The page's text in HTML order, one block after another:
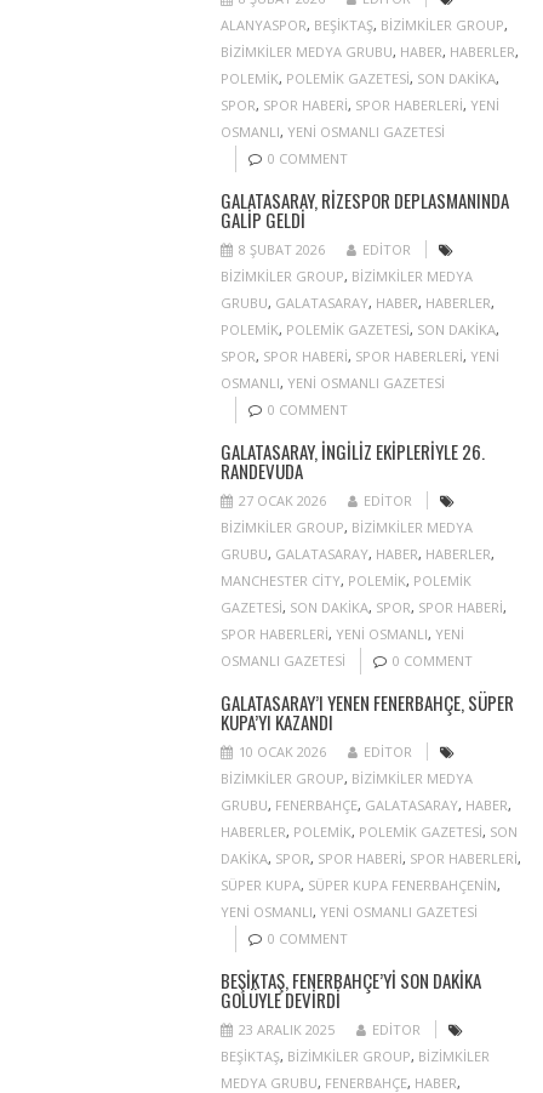
ALANYASPOR, BEŞIKTAŞ, BIZIMKILER GROUP,
BIZIMKILER MEDYA GRUBU, HABER, HABERLER,
POLEMIK, POLEMIK GAZETESI, SON DAKIKA,
SPOR, SPOR HABERI, SPOR HABERLERI, YENI
OSMANLI, YENI OSMANLI GAZETESI
0 COMMENT
GALATASARAY, RIZESPOR DEPLASMANINDA
GALIP GELDI
8 ŞUBAT 2026
EDITOR
BIZIMKILER GROUP, BIZIMKILER MEDYA
GRUBU, GALATASARAY, HABER, HABERLER,
POLEMIK, POLEMIK GAZETESI, SON DAKIKA,
SPOR, SPOR HABERI, SPOR HABERLERI, YENI
OSMANLI, YENI OSMANLI GAZETESI
0 COMMENT
GALATASARAY, İNGILIZ EKIPLERIYLE 26.
RANDEVUDA
27 OCAK 2026
EDITOR
BIZIMKILER GROUP, BIZIMKILER MEDYA
GRUBU, GALATASARAY, HABER, HABERLER,
MANCHESTER CITY, POLEMIK, POLEMIK
GAZETESI, SON DAKIKA, SPOR, SPOR HABERI,
SPOR HABERLERI, YENI OSMANLI, YENI
OSMANLI GAZETESI
0 COMMENT
GALATASARAY’I YENEN FENERBAHÇE, SÜPER
KUPA’YI KAZANDI
10 OCAK 2026
EDITOR
BIZIMKILER GROUP, BIZIMKILER MEDYA
GRUBU, FENERBAHÇE, GALATASARAY, HABER,
HABERLER, POLEMIK, POLEMIK GAZETESI, SON
DAKIKA, SPOR, SPOR HABERI, SPOR HABERLERI,
SÜPER KUPA, SÜPER KUPA FENERBAHÇENIN,
YENI OSMANLI, YENI OSMANLI GAZETESI
0 COMMENT
BEŞIKTAŞ, FENERBAHÇE’YI SON DAKIKA
GOLÜYLE DEVIRDI
23 ARALIK 2025
EDITOR
BEŞIKTAŞ, BIZIMKILER GROUP, BIZIMKILER
MEDYA GRUBU, FENERBAHÇE, HABER,